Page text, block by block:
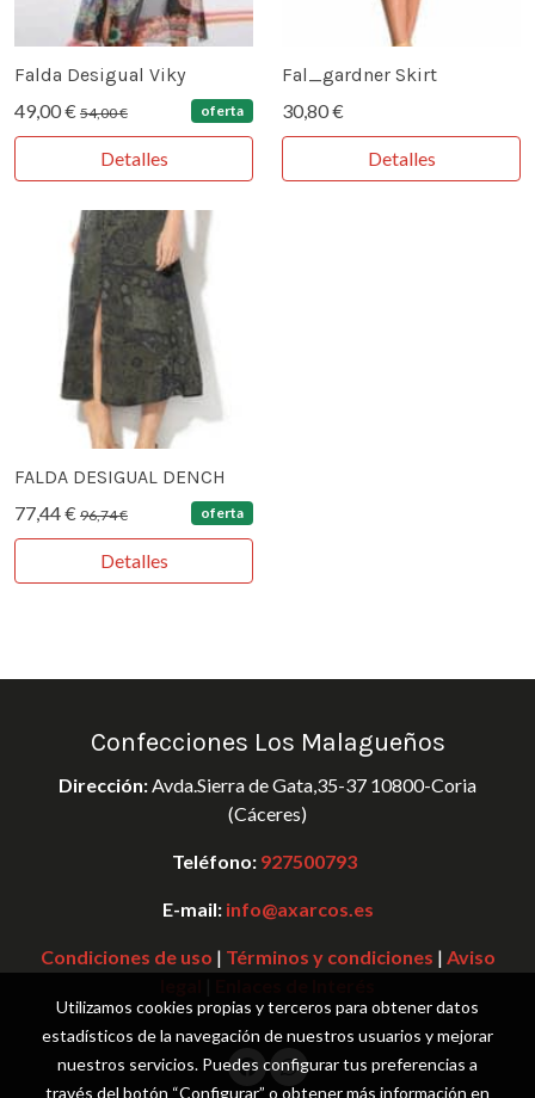
Falda Desigual Viky
49,00 € 54,00 € oferta
Detalles
Fal_gardner Skirt
30,80 €
Detalles
FALDA DESIGUAL DENCH
77,44 € 96,74 € oferta
Detalles
Confecciones Los Malagueños
Dirección: Avda.Sierra de Gata,35-37 10800-Coria
(Cáceres)
Teléfono: 927500793
E-mail: info@axarcos.es
Condiciones de uso | Términos y condiciones | Aviso
Utilizamos cookies propias y terceros para obtener datos
estadísticos de la navegación de nuestros usuarios y mejorar
nuestros servicios. Puedes configurar tus preferencias a
través del botón “Configurar” o obtener más información en